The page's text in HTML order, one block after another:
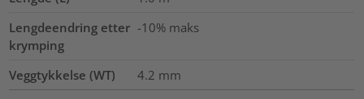
Lengdeendring etter
krymping
-10% maks
Veggtykkelse (WT) 4.2 mm